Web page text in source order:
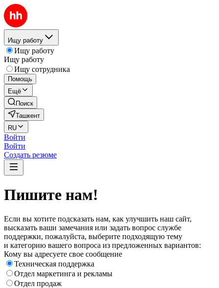
Ищу работу
Ищу работу
Ищу работу
Ищу сотрудника
Помощь
Ещё
Поиск
Ташкент
RU
Войти
Войти
Создать резюме
Пишите нам!
Если вы хотите подсказать нам, как улучшить наш сайт,
высказать ваши замечания или задать вопрос службе
поддержки, пожалуйста, выберите подходящую тему
и категорию вашего вопроса из предложенных вариантов:
Кому вы адресуете свое сообщение
Техническая поддержка
Отдел маркетинга и рекламы
Отдел продаж